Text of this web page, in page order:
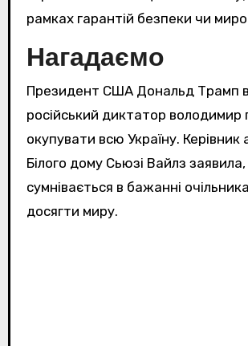
рамках гарантій безпеки чи
Нагадаємо
Президент США Дональд Трамп
російський диктатор володимир
окупувати всю Україну. Керівник
Білого дому Сьюзі Вайлз
сумнівається в бажанні
досягти миру.